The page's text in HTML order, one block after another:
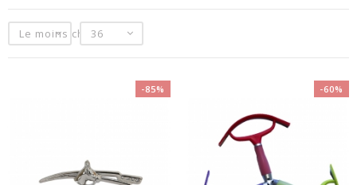
Le moins cher36
-85% -60%